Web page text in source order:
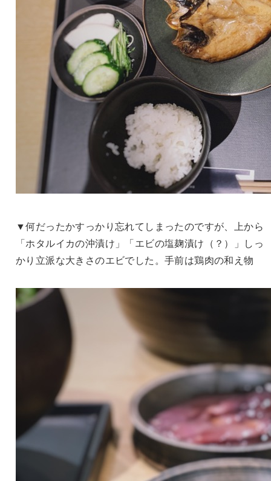
▼何だったかすっかり忘れてしまったのですが、上から
「ホタルイカの沖漬け」「エビの塩麹漬け（？）」しっ
かり立派な大きさのエビでした。手前は鶏肉の和え物